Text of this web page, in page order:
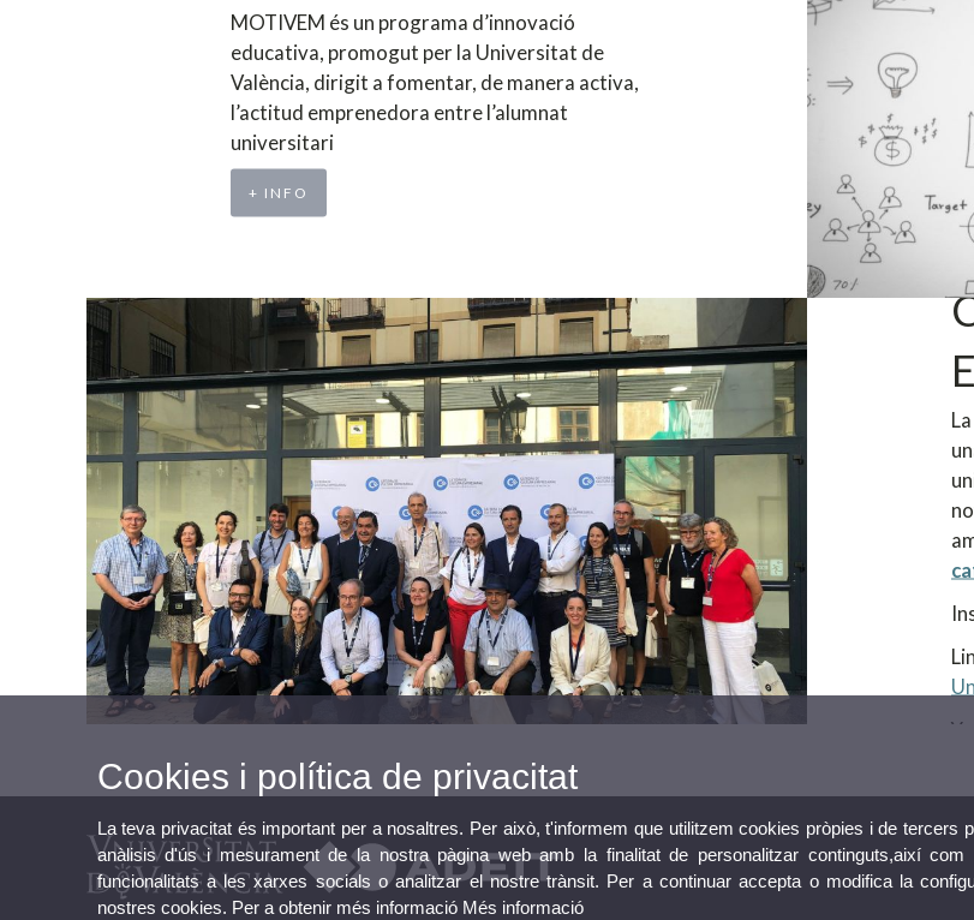
MOTIVEM és un programa d’innovació
educativa, promogut per la Universitat de
València, dirigit a fomentar, de manera activa,
l’actitud emprenedora entre l’alumnat
universitari
+ INFO
Cookies i política de privacitat
La teva privacitat és important per a nosaltres. Per això, t'informem que utilitzem cookies pròpies i de tercers
anàlisis d'ús i mesurament de la nostra pàgina web amb la finalitat de personalitzar continguts,així com
funcionalitats a les xarxes socials o analitzar el nostre trànsit. Per a continuar accepta o modifica la
nostres cookies. Per a obtenir més informació Més informació